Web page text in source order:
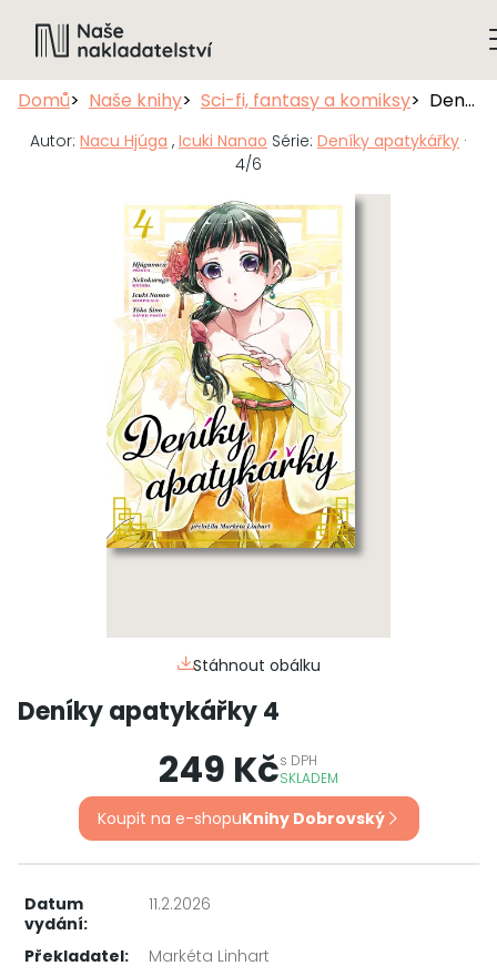
Domů Naše knihy Sci-fi, fantasy a komiksy Deníky apatykářky 4
Autor: Nacu Hjúga , Icuki Nanao Série: Deníky apatykářky ·
4/6
Stáhnout obálku
Deníky apatykářky 4
249 Kčs DPH
SKLADEM
Koupit na e-shopuKnihy Dobrovský
Datum
vydání:
11.2.2026
Překladatel:
Markéta Linhart